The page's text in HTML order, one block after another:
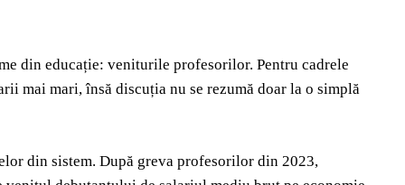
din educație: veniturile profesorilor. Pentru cadrele
mai mari, însă discuția nu se rezumă doar la o simplă
din sistem. După greva profesorilor din 2023,